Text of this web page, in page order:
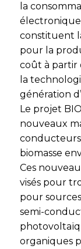
la
constituent
pour la
coût à partir
la
génération
Le projet
nouveaux
conducteurs
biomasse
Ces
visés pour
pour
semi-
organiques